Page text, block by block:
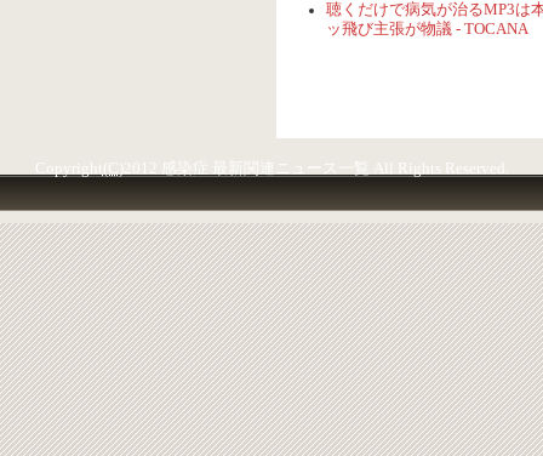
聴くだけで病気が治るMP3は
ッ飛び主張が物議 - TOCANA
Copyright (C)2012 感染症 最新関連ニュース一覧 All Rights Reserved.